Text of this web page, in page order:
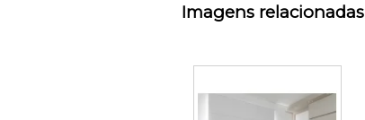
Imagens relacionadas